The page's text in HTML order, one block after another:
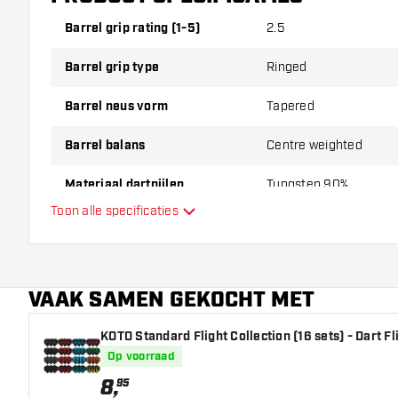
Barrel grip rating (1-5) 2.5
Barrel grip type Ringed
Barrel neus vorm Tapered
Barrel balans Centre weighted
Materiaal dartpijlen Tungsten 90%
Barrel kleur
Barrel gripzone
Barrel vorm
Toon alle specificaties
VAAK SAMEN GEKOCHT MET
KOTO Standard Flight Collection (16 sets) - Dart
Op voorraad
8,95